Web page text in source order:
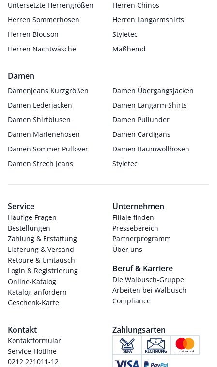
Untersetzte Herrengrößen
Herren Chinos
Herren Sommerhosen
Herren Langarmshirts
Herren Blouson
Styletec
Herren Nachtwäsche
Maßhemd
Damen
Damenjeans Kurzgrößen
Damen Übergangsjacken
Damen Lederjacken
Damen Langarm Shirts
Damen Shirtblusen
Damen Pullunder
Damen Marlenehosen
Damen Cardigans
Damen Sommer Pullover
Damen Baumwollhosen
Damen Strech Jeans
Styletec
Service
Häufige Fragen
Bestellungen
Zahlung & Erstattung
Lieferung & Versand
Retoure & Umtausch
Login & Registrierung
Online-Katalog
Katalog anfordern
Geschenk-Karte
Unternehmen
Filiale finden
Pressebereich
Partnerprogramm
Über uns
Beruf & Karriere
Die Walbusch-Gruppe
Arbeiten bei Walbusch
Compliance
Kontakt
Kontaktformular
Service-Hotline
0212 221011-12
Zahlungsarten